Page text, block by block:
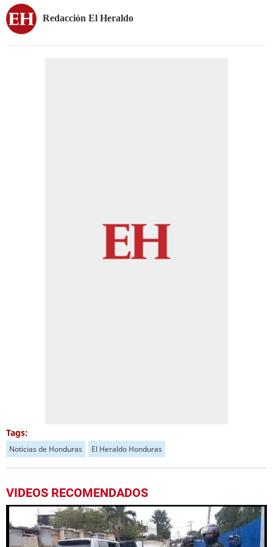
Redacción El Heraldo
Tags:
Noticias de Honduras El Heraldo Honduras
VIDEOS RECOMENDADOS